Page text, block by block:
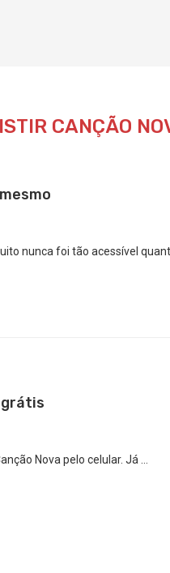
CANÇÃO
nunca foi tão acessível
grátis
Nova pelo celular. Já …